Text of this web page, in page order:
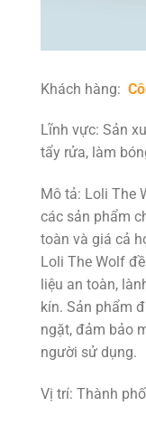
Khách hàng:
Lĩnh vực: Sản
tẩy rửa, làm
Mô tả: Loli The
các sản phẩm
toàn và giá cả
Loli The Wolf
liệu an toàn,
kín. Sản phẩm
ngặt, đảm bảo
người sử dụng.
Vị trí: Thành